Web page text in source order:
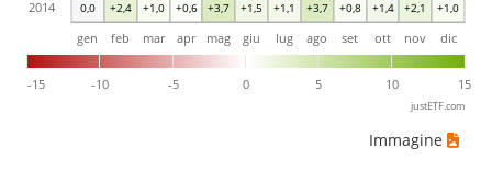
0,0 +2,4 +1,0 +0,6 +3,7 +1,5 +1,1 +3,7 +0,8 +1,4 +2,1 +1,0
-15 -10 -5 0 5 10 15
gen feb mar apr mag giu lug ago set ott nov dic
2014
justETF.com
Immagine